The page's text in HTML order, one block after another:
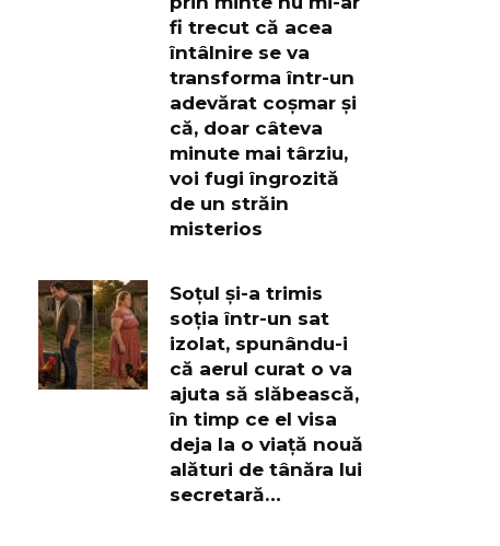
fi trecut că acea
întâlnire se va
transforma într-un
adevărat coșmar și
că, doar câteva
minute mai târziu,
voi fugi îngrozită
de un străin
misterios
Soțul și-a trimis
soția într-un sat
izolat, spunându-i
că aerul curat o va
ajuta să slăbească,
în timp ce el visa
deja la o viață nouă
alături de tânăra lui
secretară…